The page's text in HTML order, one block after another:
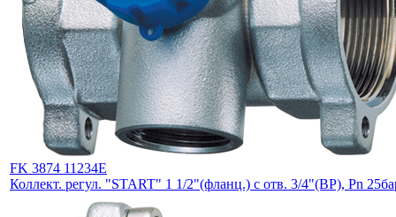
FK 3874 11234E
Коллект. регул. "START" 1 1/2"(фланц.) с отв. 3/4"(ВР), Pn